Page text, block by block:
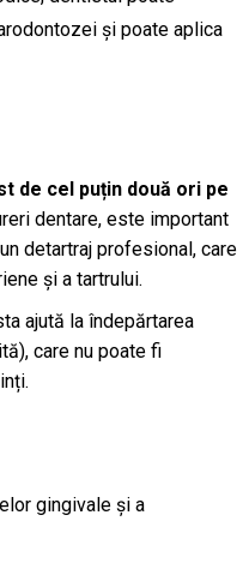
și poate aplica
de cel puțin două ori pe
dentare, este important
detartraj profesional, care
și a tartrului.
ajută la îndepărtarea
care nu poate fi
gingivale și a